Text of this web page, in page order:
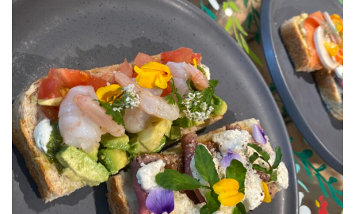
種
類
か
ら
選
ん
で